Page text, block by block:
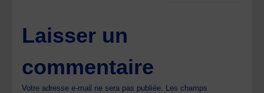
Laisser un
commentaire
Votre adresse e-mail ne sera pas publiée.
Les champs